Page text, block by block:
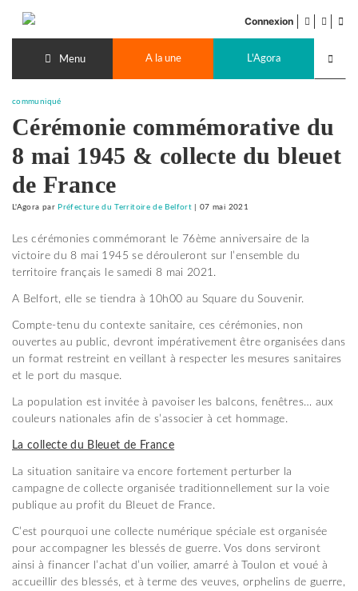
contenu
Connexion facebook
twitter
Menu A la une L'Agora
communiqué
Cérémonie commémorative du
8 mai 1945 & collecte du bleuet
de France
L'Agora par Préfecture du Territoire de Belfort|07 mai 2021
Les cérémonies commémorant le 76ème anniversaire de la
victoire du 8 mai 1945 se dérouleront sur l’ensemble du
territoire français le samedi 8 mai 2021.
A Belfort, elle se tiendra à 10h00 au Square du Souvenir.
Compte-tenu du contexte sanitaire, ces cérémonies, non
ouvertes au public, devront impérativement être organisées dans
un format restreint en veillant à respecter les mesures sanitaires
et le port du masque.
La population est invitée à pavoiser les balcons, fenêtres… aux
couleurs nationales afin de s’associer à cet hommage.
La collecte du Bleuet de France
La situation sanitaire va encore fortement perturber la
campagne de collecte organisée traditionnellement sur la voie
publique au profit du Bleuet de France.
C’est pourquoi une collecte numérique spéciale est organisée
pour accompagner les blessés de guerre. Vos dons serviront
ainsi à financer l’achat d’un voilier, amarré à Toulon et voué à
accueillir des blessés, et à terme des veuves, orphelins de guerre,